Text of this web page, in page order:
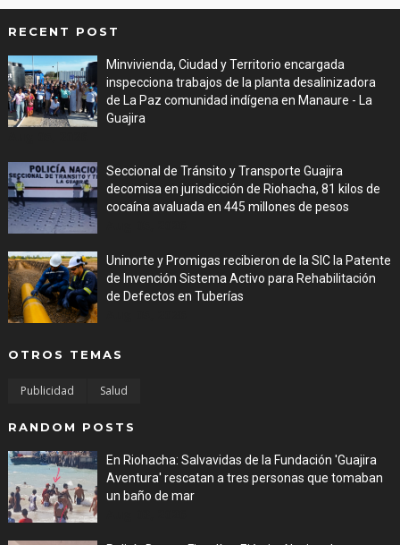
RECENT POST
Minvivienda, Ciudad y Territorio encargada
inspecciona trabajos de la planta desalinizadora
de La Paz comunidad indígena en Manaure - La
Guajira
Seccional de Tránsito y Transporte Guajira
decomisa en jurisdicción de Riohacha, 81 kilos de
cocaína avaluada en 445 millones de pesos
Uninorte y Promigas recibieron de la SIC la Patente
de Invención Sistema Activo para Rehabilitación
de Defectos en Tuberías
OTROS TEMAS
Publicidad Salud
RANDOM POSTS
En Riohacha: Salvavidas de la Fundación 'Guajira
Aventura' rescatan a tres personas que tomaban
un baño de mar